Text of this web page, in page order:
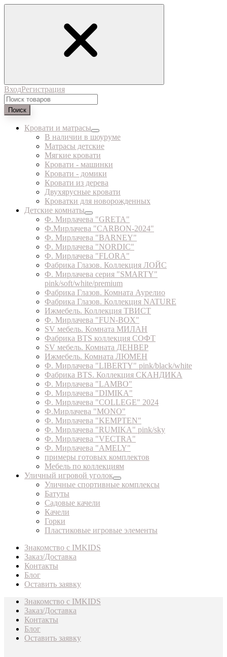
ВходРегистрация
Поиск
Кровати и матрасы
В наличии в шоуруме
Матрасы детские
Мягкие кровати
Кровати - машинки
Кровати - домики
Кровати из дерева
Двухярусные кровати
Кроватки для новорожденных
Детские комнаты
Ф. Мирлачева "GRETA"
Ф.Мирлачева "CARBON-2024"
Ф. Мирлачева "BARNEY"
Ф. Мирлачева "NORDIC"
Ф. Мирлачева "FLORA"
Фабрика Глазов. Коллекция ЛОЙС
Ф. Мирлачева серия "SMARTY"
pink/soft/white/premium
Фабрика Глазов. Комната Аурелио
Фабрика Глазов. Коллекция NATURE
Ижмебель. Коллекция ТВИСТ
Ф. Мирлачева "FUN-BOX"
SV мебель. Комната МИЛАН
Фабрика BTS коллекция СОФТ
SV мебель. Комната ДЕНВЕР
Ижмебель. Комната ЛЮМЕН
Ф. Мирлачева "LIBERTY" pink/black/white
Фабрика BTS. Коллекция СКАНДИКА
Ф. Мирлачева "LAMBO"
Ф. Мирлачева "DIMIKA"
Ф. Мирлачева "COLLEGE" 2024
Ф.Мирлачева "MONO"
Ф. Мирлачева "KEMPTEN"
Ф. Мирлачева "RUMIKA" pink/sky
Ф. Мирлачева "VECTRA"
Ф. Мирлачева "AMELY"
примеры готовых комплектов
Мебель по коллекциям
Уличный игровой уголок
Уличные спортивные комплексы
Батуты
Садовые качели
Качели
Горки
Пластиковые игровые элементы
Знакомство с IMKIDS
Заказ/Доставка
Контакты
Блог
Оставить заявку
Знакомство с IMKIDS
Заказ/Доставка
Контакты
Блог
Оставить заявку